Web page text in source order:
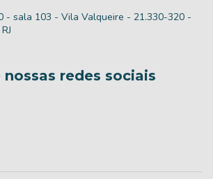
- sala 103 - Vila Valqueire - 21.330-320 -
redes sociais